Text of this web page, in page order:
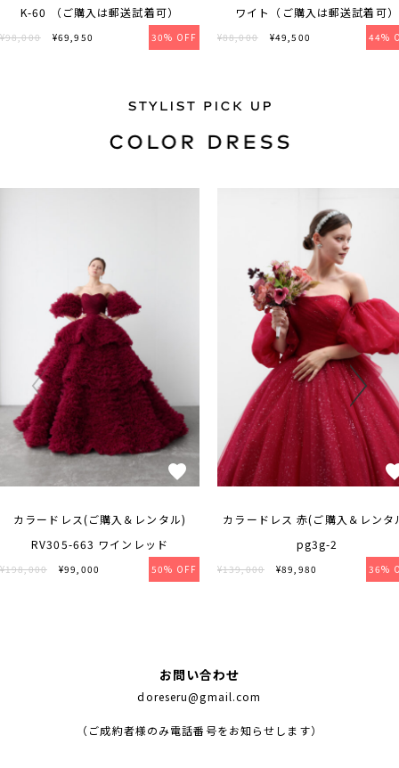
K-60 （ご購入は郵送試着可）
¥98,000 ¥69,950 30% OFF
ワイト（ご購入は郵送試着可）
¥88,000 ¥49,500 44%
カラードレス(ご購入＆レンタル)
RV305-663 ワインレッド
¥198,000 ¥99,000 50% OFF
カラードレス 赤(ご購入＆レンタ
pg3g-2
¥139,000 ¥89,980 36%
お問い合わせ
doreseru@gmail.com
（ご成約者様のみ電話番号をお知らせします）